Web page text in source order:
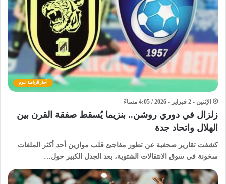
أخبار الرياضة اليوم
الإثنين - 2 فبراير - 2026 / 4:05 مساءً
زلزال في دوري روشن.. بنزيما يُسقط صفقة القرن بين
الهلال واتحاد جدة
كشفت تقارير صحفية عن تطور مفاجئ قلب موازين أحد أكثر الملفات
سخونة في سوق الانتقالات الشتوية، بعد الجدل الكبير حول…